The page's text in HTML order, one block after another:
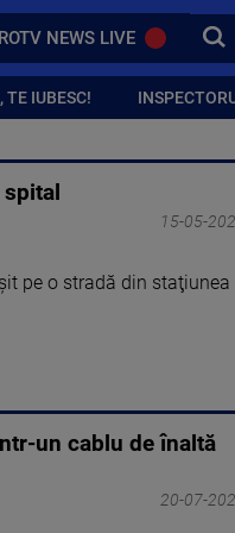
NEWS LIVE
TE IUBESC!
15-05-
pe o stradă din staţiunea
un cablu de înaltă
20-07-